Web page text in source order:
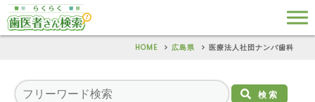
HOME 広島県 医療法人社団ナンバ歯科
検索